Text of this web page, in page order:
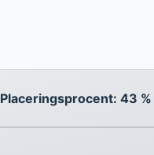
Placeringsprocent: 43 %